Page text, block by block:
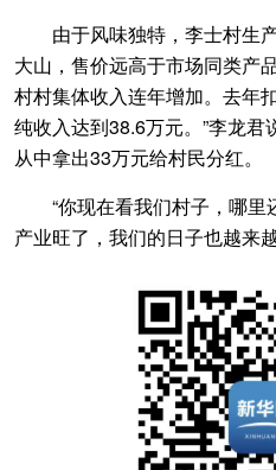
由于风味独特，李士村生
大山，售价远高于市场同类产
村村集体收入连年增加。去年
纯收入达到38.6万元。”李龙
从中拿出33万元给村民分红。
“你现在看我们村子，哪里还
产业旺了，我们的日子也越来